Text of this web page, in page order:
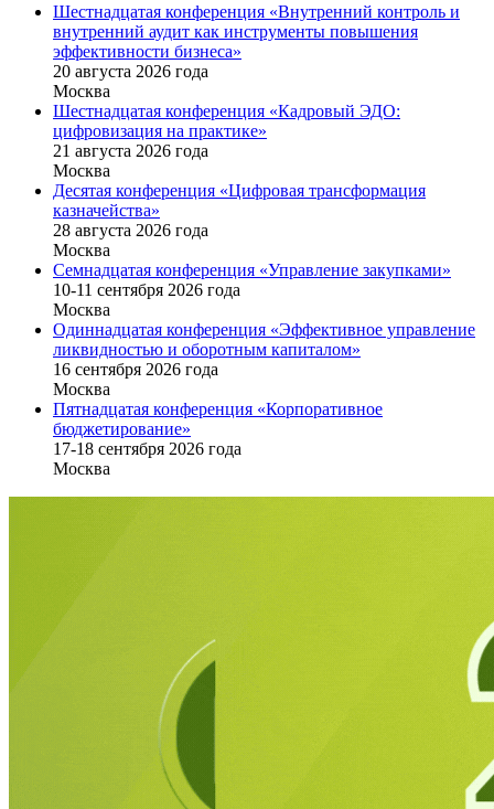
Шестнадцатая конференция «Внутренний контроль и
внутренний аудит как инструменты повышения
эффективности бизнеса»
20 августа 2026 года
Москва
Шестнадцатая конференция «Кадровый ЭДО:
цифровизация на практике»
21 августа 2026 года
Москва
Десятая конференция «Цифровая трансформация
казначейства»
28 августа 2026 года
Москва
Семнадцатая конференция «Управление закупками»
10-11 сентября 2026 года
Москва
Одиннадцатая конференция «Эффективное управление
ликвидностью и оборотным капиталом»
16 cентября 2026 года
Москва
Пятнадцатая конференция «Корпоративное
бюджетирование»
17-18 сентября 2026 года
Москва